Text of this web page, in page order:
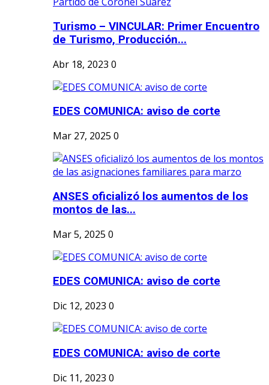
Turismo – VINCULAR: Primer Encuentro
de Turismo, Producción...
Abr 18, 2023 0
EDES COMUNICA: aviso de corte
Mar 27, 2025 0
ANSES oficializó los aumentos de los
montos de las...
Mar 5, 2025 0
EDES COMUNICA: aviso de corte
Dic 12, 2023 0
EDES COMUNICA: aviso de corte
Dic 11, 2023 0